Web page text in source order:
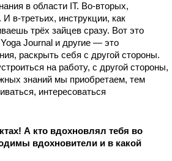
в области IT. Во-вторых,
в-третьих, инструкции, как
трёх зайцев сразу. Вот это
Journal и другие — это
раскрыть себя с другой стороны.
на работу, с другой стороны,
знаний мы приобретаем, тем
интересоваться
А кто вдохновлял тебя во
вдохновители и в какой